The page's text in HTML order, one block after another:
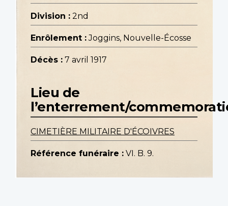
Division : 2nd
Enrôlement : Joggins, Nouvelle-Écosse
Décès : 7 avril 1917
Lieu de
l’enterrement/
CIMETIÈRE MILITAIRE D'ÉCOIVRES
Référence funéraire : VI. B. 9.